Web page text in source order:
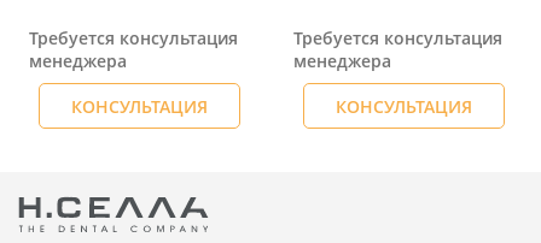
Требуется консультация
менеджера
КОНСУЛЬТАЦИЯ
Требуется консультация
менеджера
КОНСУЛЬТАЦИЯ